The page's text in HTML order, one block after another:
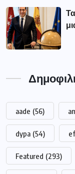
aade (56)
dypa (54)
Featured (293)